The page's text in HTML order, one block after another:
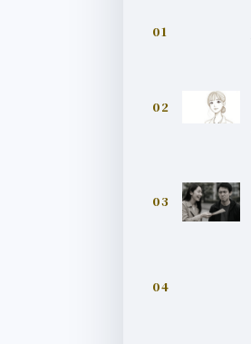
01
02
03
04